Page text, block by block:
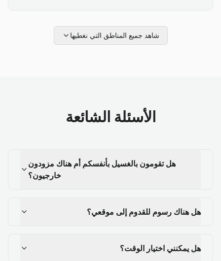
شاهد جميع المناطق التي نغطيها
الأسئلة الشائعة
هل تقومون بالغسيل بأنفسكم أم هناك مزودون
خارجيون؟
هل هناك رسوم للقدوم إلى موقعي؟
هل يمكنني اختيار الوقت؟